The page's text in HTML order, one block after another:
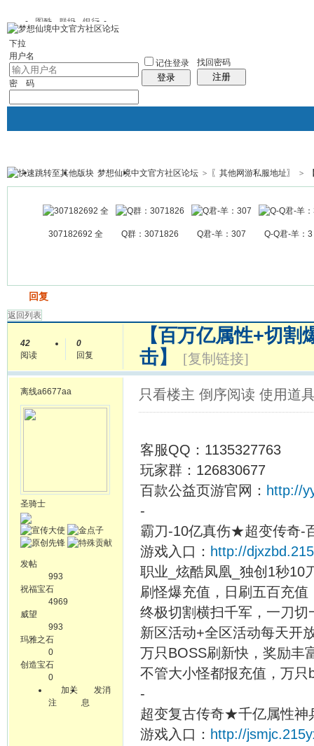
图酷 群组 银行
下拉
用户名
密 码
记住登录
登录
找回密码
注册
银行 群组聚合 我的空间
帖子
梦想仙境中文官方社区论坛 > 〖其他网游私服地址〗 >
307182692 全 Q群：3071826 Q君-羊：307 Q-Q君-羊：3
回复
返回列表
42
阅读
0
回复
【百万亿属性+切
击】
[复制链接]
离线a6677aa
圣骑士
发帖
993
祝福宝石
4969
威望
993
玛雅之石
0
创造宝石
0
加关
注
发消
息
只看楼主 倒序阅读 使用道
客服QQ：1135327763
玩家群：126830677
百款公益页游官网： http://
-
霸刀-10亿真伤★超变传奇-
游戏入口： http://
职业_炫酷凤凰_独创1秒10
刷怪爆充值，日刷五百充值
终极切割横扫千军，一刀切
新区活动+全区活动每天
万只BOSS刷新快，奖励丰
不管大小怪都报充值，万只
-
超变复古传奇★千亿属性神
游戏入口： http://